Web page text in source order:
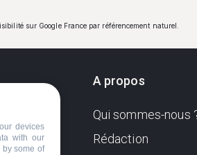
sur Google France par référencement naturel.
Sa
A propos
Qui sommes-nous
Rédaction
devices
with our
some of